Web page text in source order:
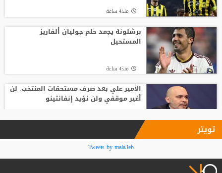
صدام في تدريبات أتلتيكو.. ألفاريز يطالب
سيميوني بتسهيل رحيله لبرشلونة
منذ4 ساعة
برشلونة يجمد حلم جوليان ألفاريز
المستحيل
منذ4 ساعة
الأمير علي بعد صرف مستحقات المنتخب: لن
أغير موقفي ولن نؤيد إنفانتينو
فينيسيوس جونيور يمدد عقده مع ريال
مدريد حتى 2032
تويتر
Tweets by mala3eb